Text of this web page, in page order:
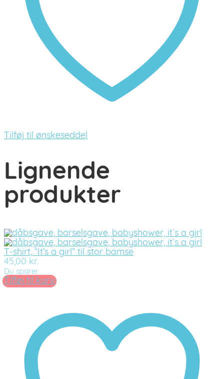
Tilføj til ønskeseddel
Lignende
produkter
T-shirt, “It’s a girl” til stor bamse
45,00 kr.
Du sparer
Tilføj til kurv